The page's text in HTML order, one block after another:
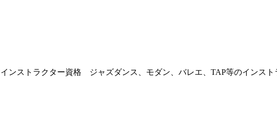
トラクター資格 ジャズダンス、モダン、バレエ、TAP等のインスト